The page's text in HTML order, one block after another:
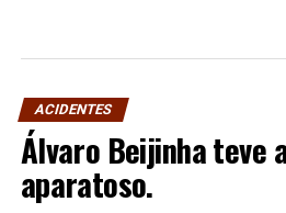
ACIDENTES
Álvaro Beijinha teve
aparatoso.